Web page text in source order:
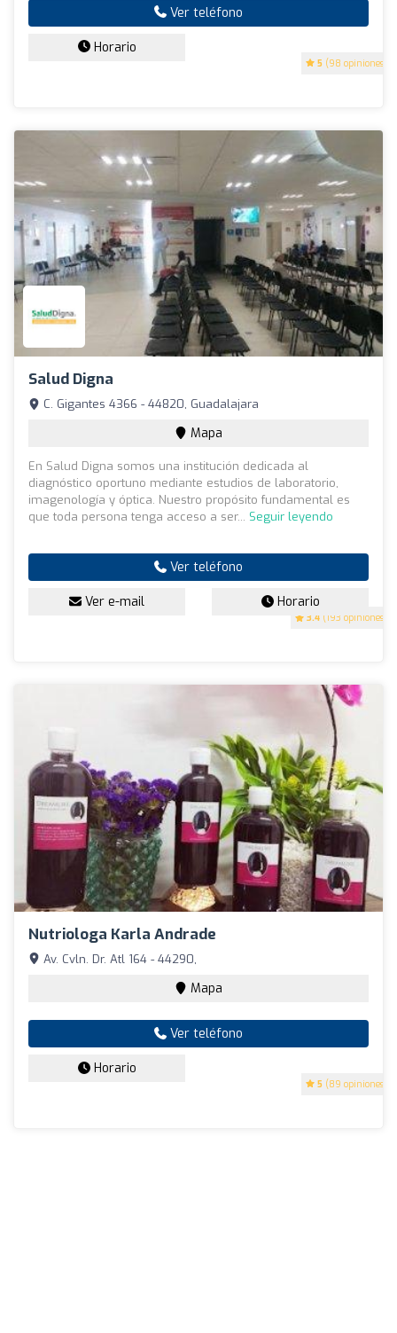
5 (98 opiniones)
Ver teléfono
Horario
Salud Digna
3.4 (193 opiniones)
C. Gigantes 4366 - 44820, Guadalajara
Mapa
En Salud Digna somos una institución dedicada al
diagnóstico oportuno mediante estudios de laboratorio,
imagenología y óptica. Nuestro propósito fundamental es
que toda persona tenga acceso a ser... Seguir leyendo
Ver teléfono
Ver e-mail Horario
Nutriologa Karla Andrade
5 (89 opiniones)
Av. Cvln. Dr. Atl 164 - 44290,
Mapa
Ver teléfono
Horario